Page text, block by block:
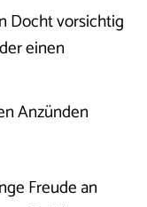
Docht vorsichtig
einen
Anzünden
Freude an